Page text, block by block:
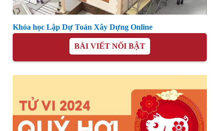
Khóa học Lập Dự Toán Xây Dựng Online
BÀI VIẾT NỔI BẬT